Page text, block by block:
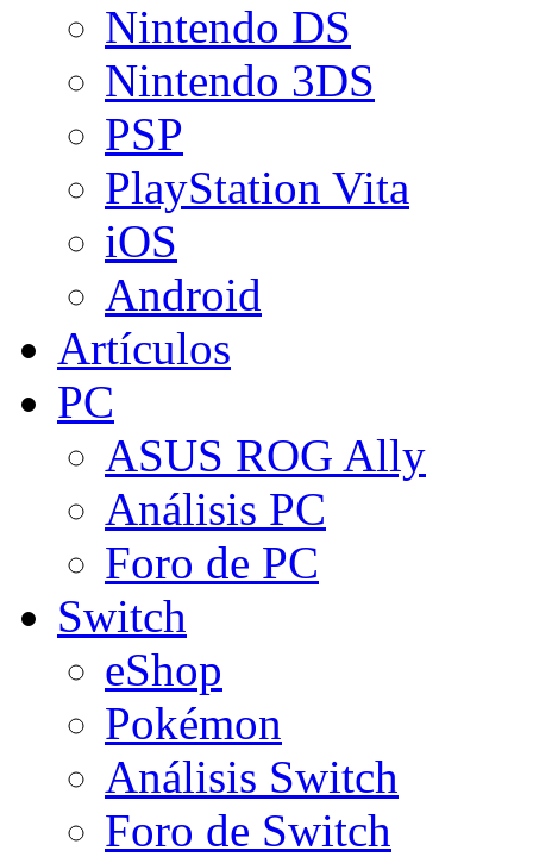
Nintendo DS
Nintendo 3DS
PSP
PlayStation Vita
iOS
Android
Artículos
PC
ASUS ROG Ally
Análisis PC
Foro de PC
Switch
eShop
Pokémon
Análisis Switch
Foro de Switch